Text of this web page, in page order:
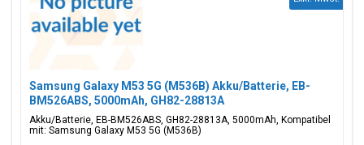
Samsung Galaxy M53 5G (M536B) Akku/Batterie, EB-
BM526ABS, 5000mAh, GH82-28813A
Akku/Batterie, EB-BM526ABS, GH82-28813A, 5000mAh, Kompatibel
mit: Samsung Galaxy M53 5G (M536B)